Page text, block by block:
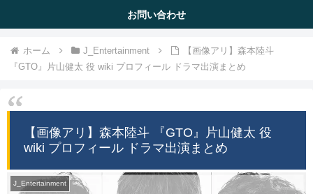
お問い合わせ
ホーム J_Entertainment
【画像アリ】森本陸斗
『GTO』片山健太 役 wiki プロフィール ドラマ出演まとめ
【画像アリ】森本陸斗 『GTO』片山健太 役
wiki プロフィール ドラマ出演まとめ
J_Entertainment